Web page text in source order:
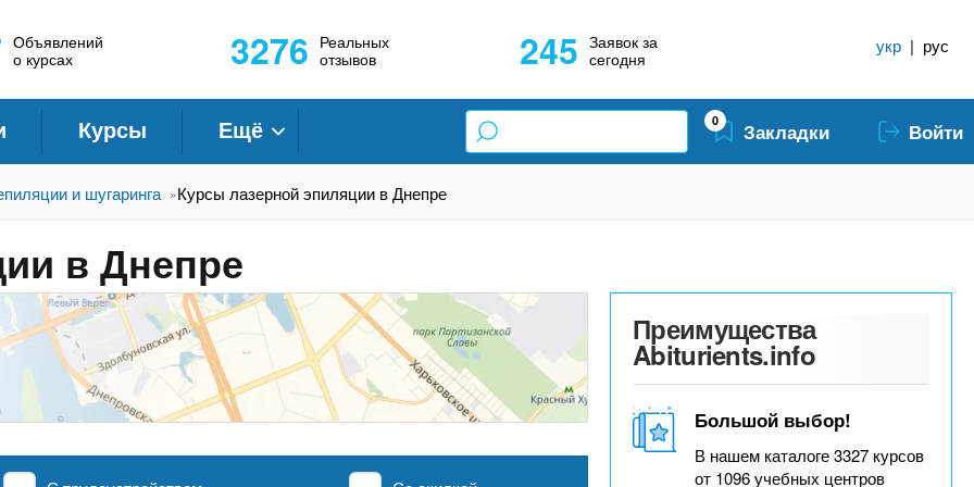
Объявлений
о курсах
3276 Реальных
отзывов
245 Заявок за
сегодня
укр | рус
Курсы Ещё 0 Закладки Войти
и шугаринга »Курсы лазерной эпиляции в Днепре
в Днепре
Преимущества
Abiturients.info
Большой выбор!
В нашем каталоге 3327 курсов
от 1096 учебных центров